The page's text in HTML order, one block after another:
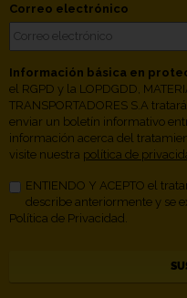
Correo electrónico
Información básica en
el RGPD y la LOPDGDD,
TRANSPORTADORES S.A
enviar un boletín informativo
información acerca del
visite nuestra política de
ENTIENDO Y ACEPTO el
describe anteriormente y se
Política de Privacidad.